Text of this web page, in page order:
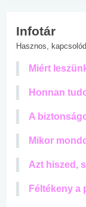
Infotár
Hasznos,
Miért
Honnan
A
Mikor
Azt hiszed,
Féltékeny a